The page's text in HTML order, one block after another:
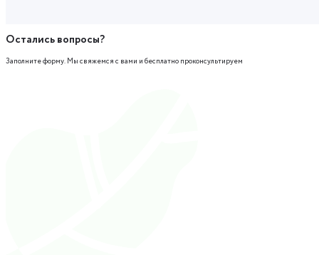
Остались вопросы?
Заполните форму. Мы свяжемся с вами и бесплатно проконсультируем